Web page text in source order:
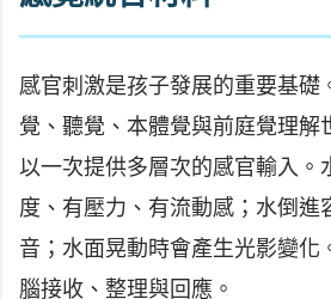
感官刺激是孩子發展的重要基礎
覺、聽覺、本體覺與前庭覺理解
以一次提供多層次的感官輸入。
度、有壓力、有流動感；水倒進
音；水面晃動時會產生光影變化
腦接收、整理與回應。